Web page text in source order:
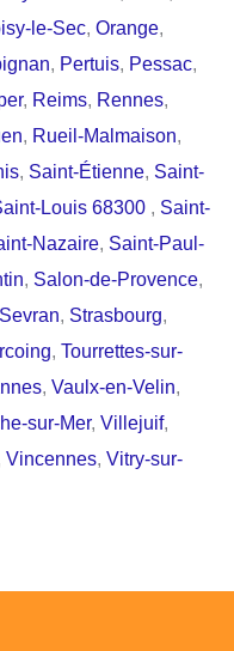
le-Sec, Orange,
, Pertuis, Pessac,
, Reims, Rennes,
, Rueil-Malmaison,
, Saint-Étienne, Saint-
Louis 68300 , Saint-
Nazaire, Saint-Paul-
, Salon-de-Provence,
Sevran, Strasbourg,
, Tourrettes-sur-
, Vaulx-en-Velin,
sur-Mer, Villejuif,
Vincennes, Vitry-sur-